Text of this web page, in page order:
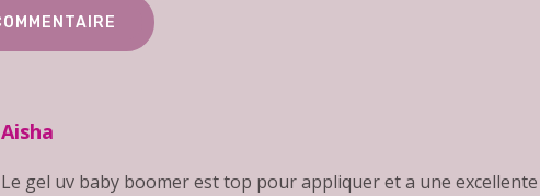
Aisha
Le gel uv baby boomer est top pour appliquer et a une